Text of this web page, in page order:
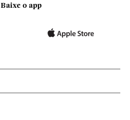
Baixe o app